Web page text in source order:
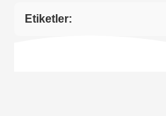
Etiketler: